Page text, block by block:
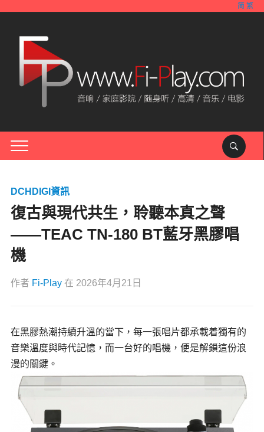
简 繁
DCHDIGI資訊
復古與現代共生，聆聽本真之聲
——TEAC TN-180 BT藍牙黑膠唱
機
作者 Fi-Play 在 2026年4月21日
在黑膠熱潮持續升溫的當下，每一張唱片都承載着獨有的
音樂溫度與時代記憶，而一台好的唱機，便是解鎖這份浪
漫的關鍵。